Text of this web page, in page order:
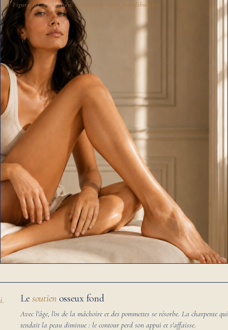
Figure III.·1· soutien, volumes & ligne mandibulaire
i. Lesoutienosseux fond
Avec l'âge, l'os de la mâchoire et des pommettes se résorbe. La charpente qui
tendait la peau diminue : le contour perd son appui et s'affaisse.